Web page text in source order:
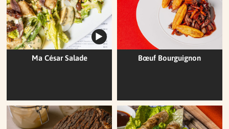
Ma César Salade Bœuf Bourguignon